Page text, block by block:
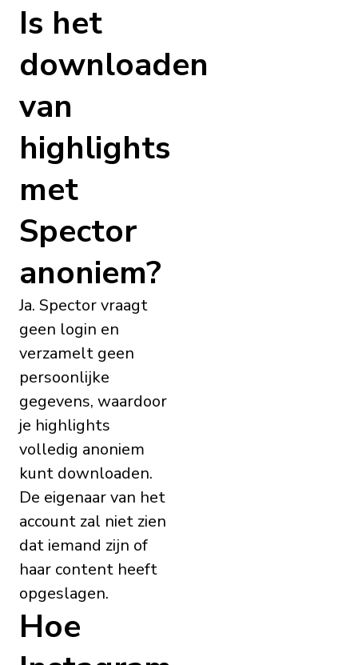
Is het
downloaden
van
highlights
met
Spector
anoniem?
Ja. Spector vraagt
geen login en
verzamelt geen
persoonlijke
gegevens, waardoor
je highlights
volledig anoniem
kunt downloaden.
De eigenaar van het
account zal niet zien
dat iemand zijn of
haar content heeft
opgeslagen.
Hoe